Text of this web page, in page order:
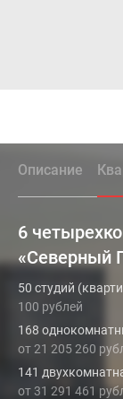
Описание
6
«Северный
50 студий
100 рублей
168
от 21 205 260
141
от 31 291 461